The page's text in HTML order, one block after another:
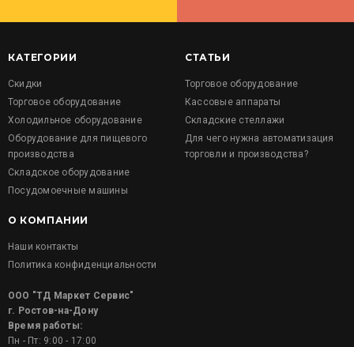
КАТЕГОРИИ
Скидки
Торговое оборудование
Холодильное оборудование
Оборудование для пищевого
производства
Складское оборудование
Посудомоечные машины
СТАТЬИ
Торговое оборудование
Кассовые аппараты
Складские стеллажи
Для чего нужна автоматизация
торговли и производства?
О КОМПАНИИ
Наши контакты
Политика конфиденциальности
ООО "ТД Маркет Сервис"
г. Ростов-на-Дону
Время работы:
Пн - Пт: 9:00 - 17:00